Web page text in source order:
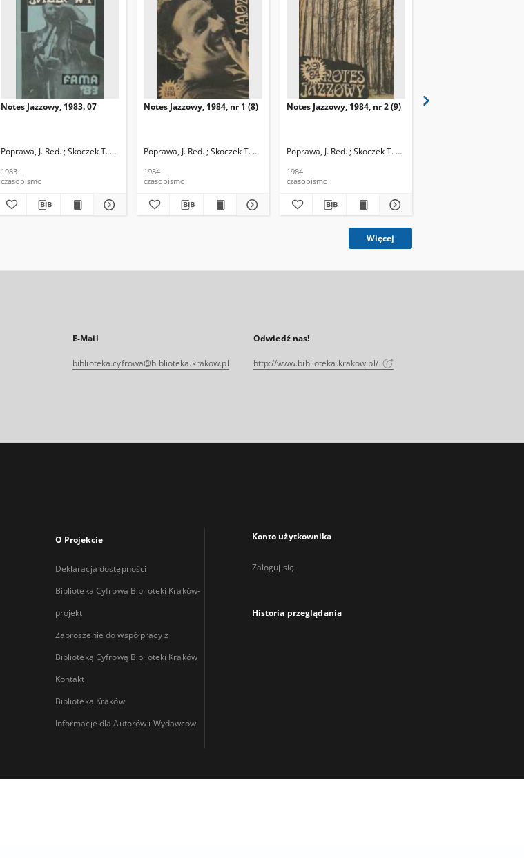
Notes Jazzowy, 1983. 07
Poprawa, J. Red. ; Skoczek T. Red.
1983
czasopismo
Notes Jazzowy, 1984, nr 1 (8)
Poprawa, J. Red. ; Skoczek T. Red.
1984
czasopismo
Notes Jazzowy, 1984, nr 2 (9)
Poprawa, J. Red. ; Skoczek T. Red.
1984
czasopismo
Więcej
E-Mail
biblioteka.cyfrowa@biblioteka.krakow.pl
Odwiedź nas!
http://www.biblioteka.krakow.pl/
O Projekcie
Deklaracja dostępności
Biblioteka Cyfrowa Biblioteki Kraków-
projekt
Zaproszenie do współpracy z
Biblioteką Cyfrową Biblioteki Kraków
Kontakt
Biblioteka Kraków
Informacje dla Autorów i Wydawców
Konto użytkownika
Zaloguj się
Historia przeglądania